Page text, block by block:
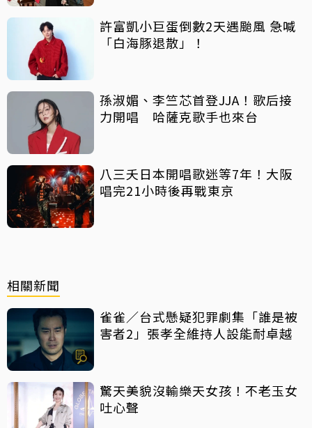
許富凱小巨蛋倒數2天遇颱風 急喊
「白海豚退散」！
孫淑媚、李竺芯首登JJA！歌后接
力開唱 哈薩克歌手也來台
八三夭日本開唱歌迷等7年！大阪
唱完21小時後再戰東京
相關新聞
雀雀／台式懸疑犯罪劇集「誰是被
害者2」張孝全維持人設能耐卓越
驚天美貌沒輸樂天女孩！不老玉女
吐心聲